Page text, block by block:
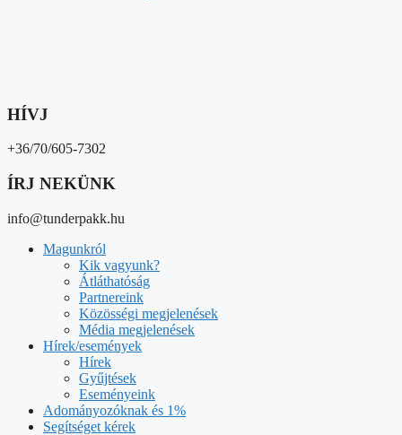
HÍVJ
+36/70/605-7302
ÍRJ NEKÜNK
info@tunderpakk.hu
Magunkról
Kik vagyunk?
Átláthatóság
Partnereink
Közösségi megjelenések
Média megjelenések
Hírek/események
Hírek
Gyűjtések
Eseményeink
Adományozóknak és 1%
Segítséget kérek